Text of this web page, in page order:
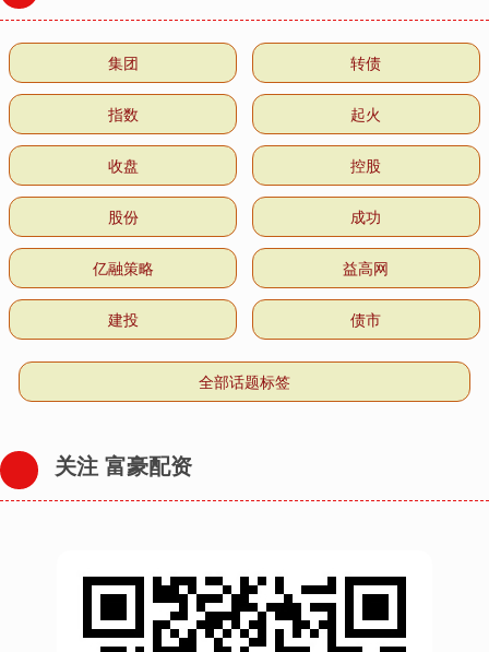
集团 转债
指数 起火
收盘 控股
股份 成功
亿融策略 益高网
建投 债市
全部话题标签
关注 富豪配资